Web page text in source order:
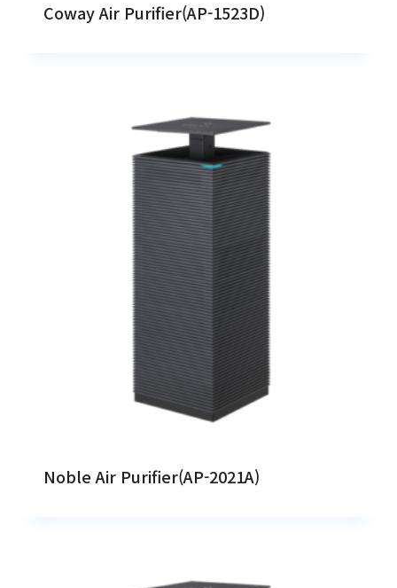
Coway Air Purifier(AP-1523D)
Noble Air Purifier(AP-2021A)